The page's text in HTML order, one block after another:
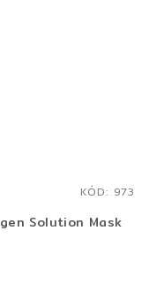
Solution Mask
KÓD: 973